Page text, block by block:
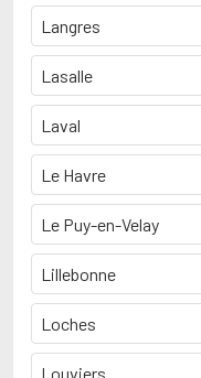
Langres
Lasalle
Laval
Le Havre
Le Puy-en-Velay
Lillebonne
Loches
Louviers